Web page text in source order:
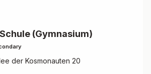
Schule (Gymnasium)
der Kosmonauten 20